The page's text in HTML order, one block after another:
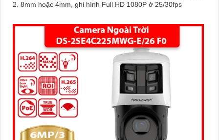
2. 8mm hoặc 4mm, ghi hình Full HD 1080P ở 25/30fps